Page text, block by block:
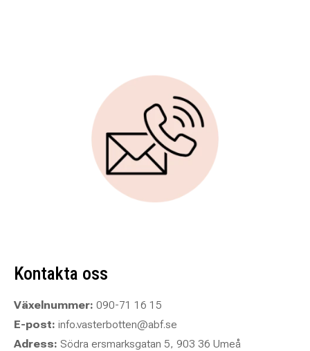
Kontakta oss
Växelnummer: 090-71 16 15
E-post: info.vasterbotten@abf.se
Adress: Södra ersmarksgatan 5, 903 36 Umeå